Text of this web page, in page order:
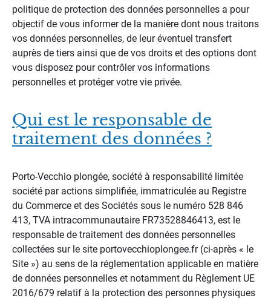
politique de protection des données personnelles a pour
objectif de vous informer de la manière dont nous traitons
vos données personnelles, de leur éventuel transfert
auprès de tiers ainsi que de vos droits et des options dont
vous disposez pour contrôler vos informations
personnelles et protéger votre vie privée.
Qui est le responsable de
traitement des données ?
Porto-Vecchio plongée, société à responsabilité limitée
société par actions simplifiée, immatriculée au Registre
du Commerce et des Sociétés sous le numéro 528 846
413, TVA intracommunautaire FR73528846413, est le
responsable de traitement des données personnelles
collectées sur le site portovecchioplongee.fr (ci-après « le
Site ») au sens de la réglementation applicable en matière
de données personnelles et notamment du Règlement UE
2016/679 relatif à la protection des personnes physiques